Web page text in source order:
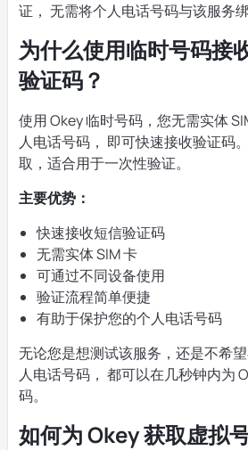
证， 无需将个人电话号码与该服务绑
为什么使用临时号码接
验证码？
使用 Okey 临时号码，您无需实体
人电话号码， 即可快速接收验证码
取，适合用于一次性验证。
主要优势：
快速接收短信验证码
无需实体 SIM 卡
可通过不同设备使用
验证流程简单便捷
有助于保护您的个人电话号码
无论您是想测试该服务，还是不希
人电话号码， 都可以在几秒钟内为
码。
如何为 Okey 获取虚拟